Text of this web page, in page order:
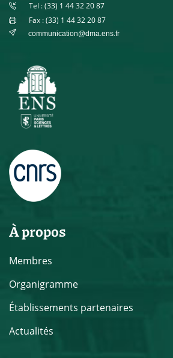
Tel : (33) 1 44 32 20 87
Fax : (33) 1 44 32 20 87
communication@dma.ens.fr
À propos
Membres
Organigramme
Établissements partenaires
Actualités